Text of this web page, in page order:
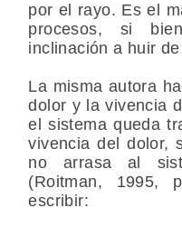
por el rayo. Es el
procesos, si
inclinación a huir
La misma autora
dolor y la vivencia
el sistema queda
vivencia del dolor,
no arrasa al
(Roitman, 1995,
escribir: